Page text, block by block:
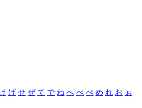
げ せ ぜ て で ね へ べ ぺ め れ お ぉ